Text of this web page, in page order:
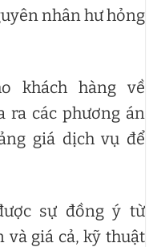
nhân hư hỏng
khách hàng về
ra các phương án
giá dịch vụ để
sự đồng ý từ
và giá cả, kỹ thuật